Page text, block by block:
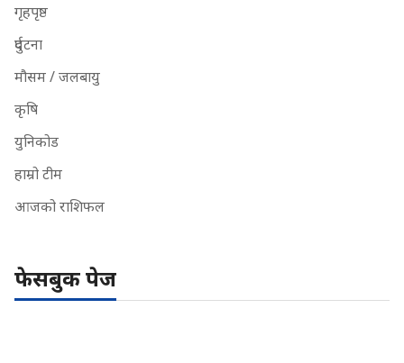
गृहपृष्ठ
दुर्घटना
मौसम / जलबायु
कृषि
युनिकोड
हाम्रो टीम
आजको राशिफल
फेसबुक पेज